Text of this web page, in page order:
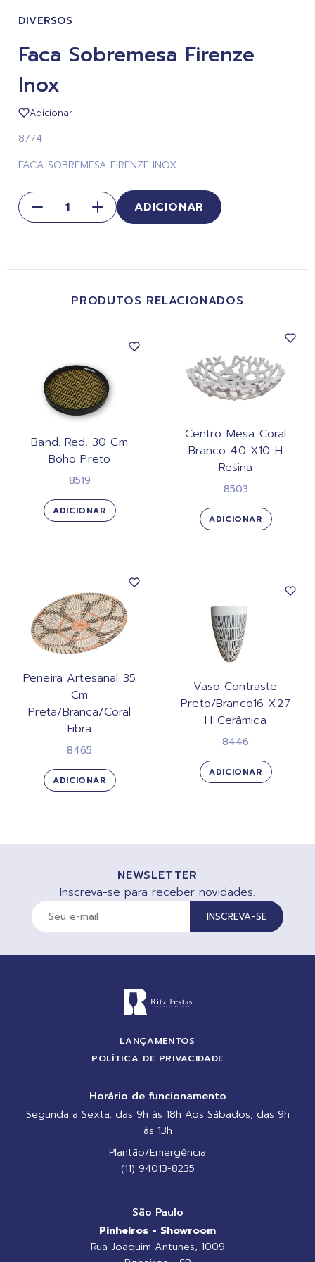
DIVERSOS
Faca Sobremesa Firenze
Inox
Adicionar
8774
FACA SOBREMESA FIRENZE INOX
ADICIONAR
PRODUTOS RELACIONADOS
Band. Red. 30 Cm
Boho Preto
8519
ADICIONAR
Centro Mesa Coral
Branco 40 X10 H
Resina
8503
ADICIONAR
Peneira Artesanal 35
Cm
Preta/Branca/Coral
Fibra
8465
ADICIONAR
Vaso Contraste
Preto/Branco16 X27
H Cerâmica
8446
ADICIONAR
NEWSLETTER
Inscreva-se para receber novidades.
INSCREVA-SE
LANÇAMENTOS
POLÍTICA DE PRIVACIDADE
Horário de funcionamento
Segunda a Sexta, das 9h às 18h Aos Sábados, das 9h
às 13h
Plantão/Emergência
(11) 94013-8235
São Paulo
Pinheiros - Showroom
Rua Joaquim Antunes, 1009